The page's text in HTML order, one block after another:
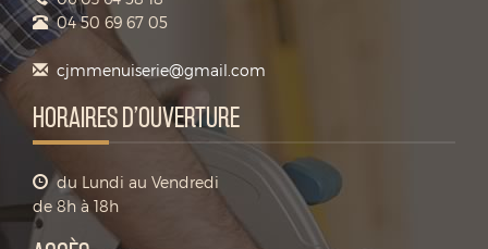
04 50 69 67 05
cjmmenuiserie@gmail.com
HORAIRES D’OUVERTURE
du Lundi au Vendredi
de 8h à 18h